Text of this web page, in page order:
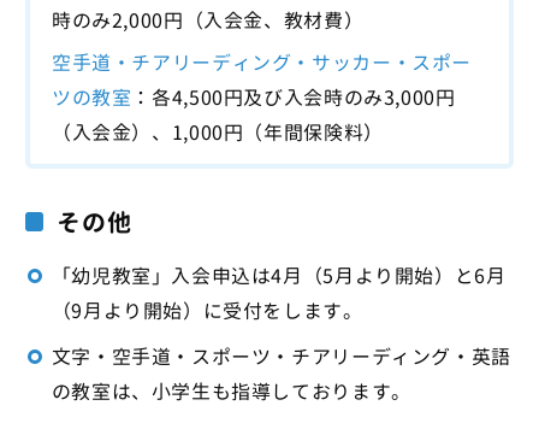
時のみ2,000円（入会金、教材費）
空手道・チアリーディング・サッカー・スポー
ツの教室 ：各4,500円及び入会時のみ3,000円
（入会金）、1,000円（年間保険料）
その他
「幼児教室」入会申込は4月（5月より開始）と6月
（9月より開始）に受付をします。
文字・空手道・スポーツ・チアリーディング・英語
の教室は、小学生も指導しております。